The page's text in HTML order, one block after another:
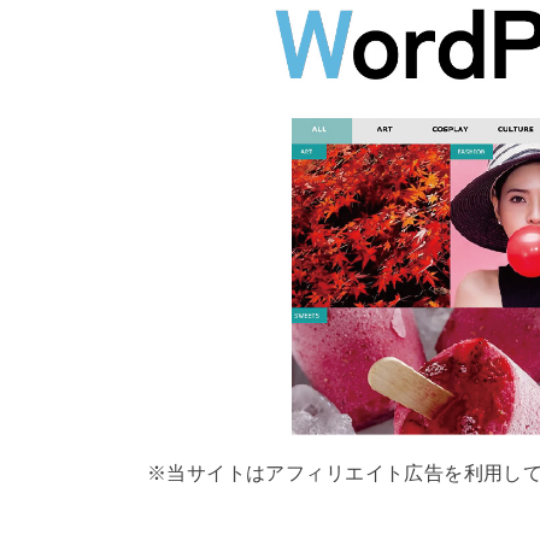
※当サイトはアフィリエイト広告を利用し